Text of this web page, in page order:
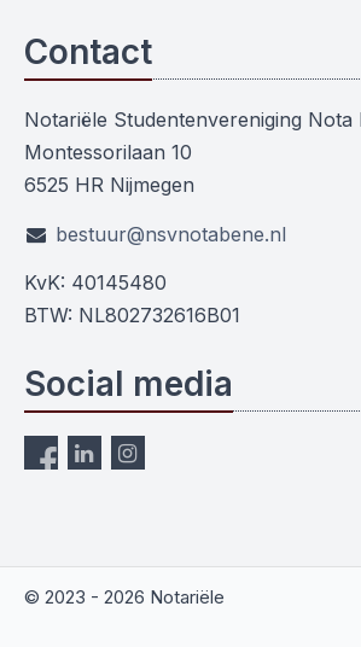
Contact
Notariële Studentenvereniging Nota
Montessorilaan 10
6525 HR Nijmegen
bestuur@nsvnotabene.nl
KvK: 40145480
BTW: NL802732616B01
Social media
© 2023 - 2026 Notariële